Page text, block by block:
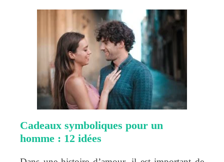
Cadeaux symboliques pour un
homme : 12 idées